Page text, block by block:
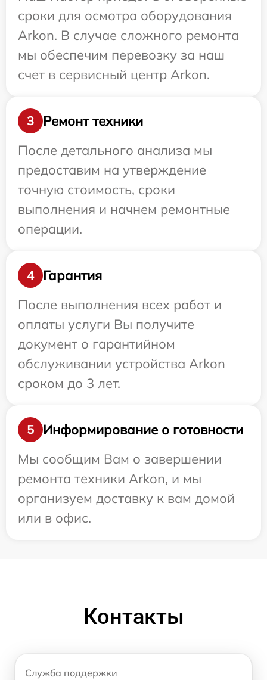
сроки для осмотра оборудования
Arkon. В случае сложного ремонта
мы обеспечим перевозку за наш
счет в сервисный центр Arkon.
3
Ремонт техники
После детального анализа мы
предоставим на утверждение
точную стоимость, сроки
выполнения и начнем ремонтные
операции.
4
Гарантия
После выполнения всех работ и
оплаты услуги Вы получите
документ о гарантийном
обслуживании устройства Arkon
сроком до 3 лет.
5
Информирование о готовности
Мы сообщим Вам о завершении
ремонта техники Arkon, и мы
организуем доставку к вам домой
или в офис.
Контакты
Служба поддержки